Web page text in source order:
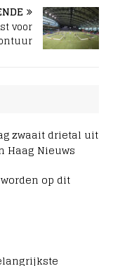
voor
zwaait drietal uit
Haag Nieuws
op dit